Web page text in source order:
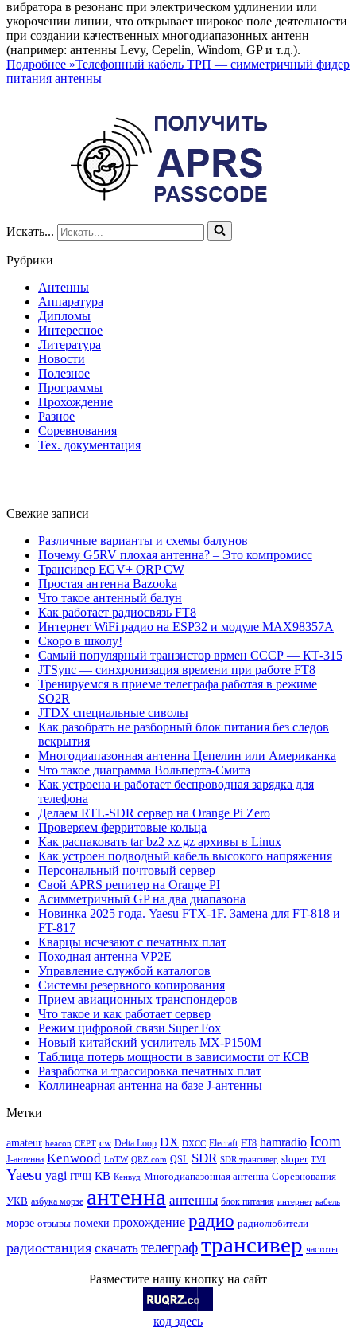
вибратора в резонанс при электрическом удлинении или
укорочении линии, что открывает широкое поле деятельности
при создании качественных многодиапазонных антенн
(например: антенны Levy, Cepelin, Windom, GP и т.д.).
Подробнее »Телефонный кабель ТРП — симметричный фидер
питания антенны
Искать...
Рубрики
Антенны
Аппаратура
Дипломы
Интересное
Литература
Новости
Полезное
Программы
Прохождение
Разное
Соревнования
Тех. документация
Свежие записи
Различные варианты и схемы балунов
Почему G5RV плохая антенна? – Это компромисс
Трансивер EGV+ QRP CW
Простая антенна Bazooka
Что такое антенный балун
Как работает радиосвязь FT8
Интернет WiFi радио на ESP32 и модуле MAX98357A
Скоро в школу!
Самый популярный транзистор врмен СССР — КТ-315
JTSync — синхронизация времени при работе FT8
Тренируемся в приеме телеграфа работая в режиме
SO2R
JTDX специальные сиволы
Как разобрать не разборный блок питания без следов
вскрытия
Многодиапазонная антенна Цепелин или Американка
Что такое диаграмма Вольперта-Смита
Как устроена и работает беспроводная зарядка для
телефона
Делаем RTL-SDR сервер на Orange Pi Zero
Проверяем ферритовые кольца
Как распаковать tar bz2 xz gz архивы в Linux
Как устроен подводный кабель высокого напряжения
Персональный почтовый сервер
Свой APRS репитер на Orange PI
Асимметричный GP на два диапазона
Новинка 2025 года. Yaesu FTX-1F. Замена для FT-818 и
FT-817
Кварцы исчезают с печатных плат
Походная антенна VP2E
Управление службой каталогов
Системы резервного копирования
Прием авиационных транспондеров
Что такое и как работает сервер
Режим цифровой связи Super Fox
Новый китайский усилитель MX-P150M
Таблица потерь мощности в зависимости от КСВ
Разработка и трассировка печатных плат
Коллинеарная антенна на базе J-антенны
Метки
amateur beacon CEPT cw Delta Loop DX DXCC Elecraft FT8 hamradio Icom
J-антенна Kenwood LoTW QRZ.com QSL SDR SDR трансивер sloper TVI
Yaesu yagi ГРЧЦ КВ Кенвуд Многодиапазонная антенна Соревнования
УКВ азбука морзе антенна антенны блок питания интернет кабель
морзе отзывы помехи прохождение радио радиолюбители
радиостанция скачать телеграфтрансивер частоты
Разместите нашу кнопку на сайт
код здесь